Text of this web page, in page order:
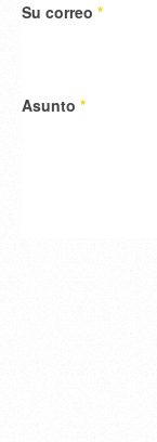
Su correo *
Asunto *